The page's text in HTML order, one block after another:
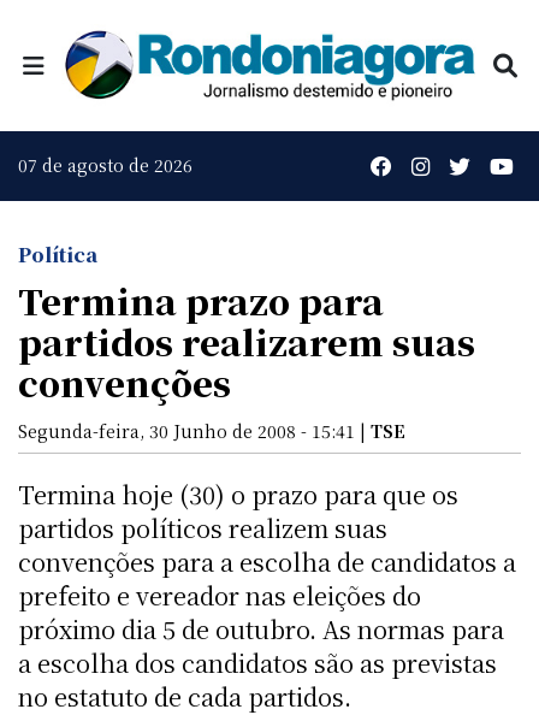
07 de agosto de 2026
Política
Termina prazo para
partidos realizarem suas
convenções
Segunda-feira, 30 Junho de 2008 - 15:41 | TSE
Termina hoje (30) o prazo para que os
partidos políticos realizem suas
convenções para a escolha de candidatos a
prefeito e vereador nas eleições do
próximo dia 5 de outubro. As normas para
a escolha dos candidatos são as previstas
no estatuto de cada partidos.